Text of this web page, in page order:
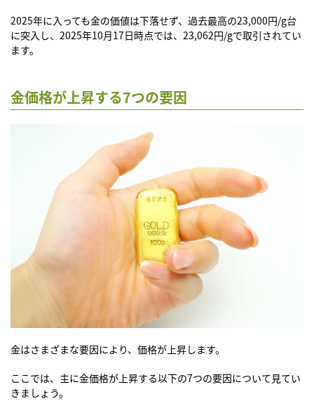
2025年に入っても金の価値は下落せず、過去最高の23,000円/g台
に突入し、2025年10月17日時点では、23,062円/gで取引されてい
ます。
金価格が上昇する7つの要因
金はさまざまな要因により、価格が上昇します。
ここでは、主に金価格が上昇する以下の7つの要因について見てい
きましょう。